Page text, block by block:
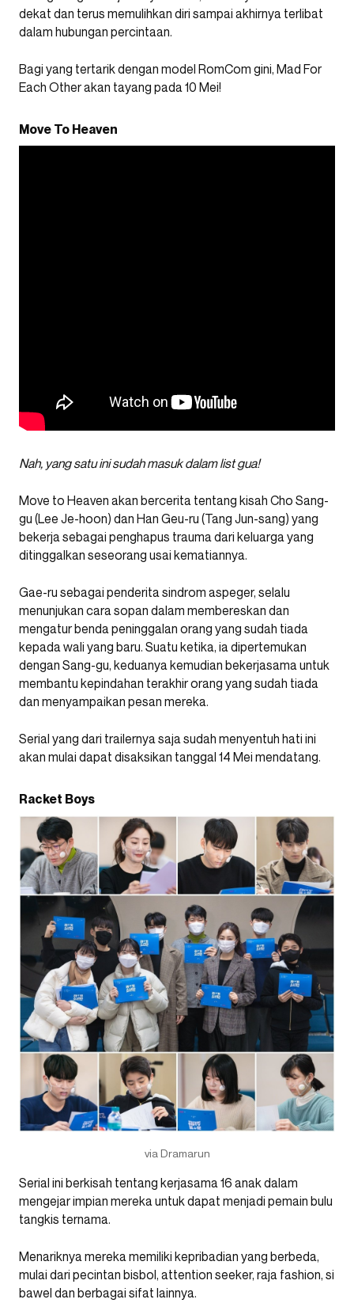
dekat dan terus memulihkan diri sampai akhirnya terlibat
dalam hubungan percintaan.
Bagi yang tertarik dengan model RomCom gini, Mad For
Each Other akan tayang pada 10 Mei!
Move To Heaven
Nah, yang satu ini sudah masuk dalam list gua!
Move to Heaven akan bercerita tentang kisah Cho Sang-
gu (Lee Je-hoon) dan Han Geu-ru (Tang Jun-sang) yang
bekerja sebagai penghapus trauma dari keluarga yang
ditinggalkan seseorang usai kematiannya.
Gae-ru sebagai penderita sindrom aspeger, selalu
menunjukan cara sopan dalam membereskan dan
mengatur benda peninggalan orang yang sudah tiada
kepada wali yang baru. Suatu ketika, ia dipertemukan
dengan Sang-gu, keduanya kemudian bekerjasama untuk
membantu kepindahan terakhir orang yang sudah tiada
dan menyampaikan pesan mereka.
Serial yang dari trailernya saja sudah menyentuh hati ini
akan mulai dapat disaksikan tanggal 14 Mei mendatang.
Racket Boys
via Dramarun
Serial ini berkisah tentang kerjasama 16 anak dalam
mengejar impian mereka untuk dapat menjadi pemain bulu
tangkis ternama.
Menariknya mereka memiliki kepribadian yang berbeda,
mulai dari pecintan bisbol, attention seeker, raja fashion, si
bawel dan berbagai sifat lainnya.